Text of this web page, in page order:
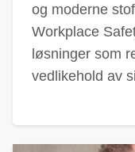
og moderne
Workplace
løsninger som
vedlikehold av